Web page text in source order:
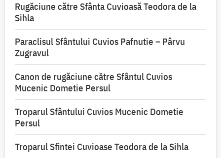
Rugăciune către Sfânta Cuvioasă Teodora de la
Sihla
Paraclisul Sfântului Cuvios Pafnutie – Pârvu
Zugravul
Canon de rugăciune către Sfântul Cuvios
Mucenic Dometie Persul
Troparul Sfântului Cuvios Mucenic Dometie
Persul
Troparul Sfintei Cuvioase Teodora de la Sihla